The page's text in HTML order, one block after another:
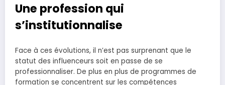
Une profession qui
s’institutionnalise
Face à ces évolutions, il n’est pas surprenant que le
statut des influenceurs soit en passe de se
professionnaliser. De plus en plus de programmes de
formation se concentrent sur les compétences